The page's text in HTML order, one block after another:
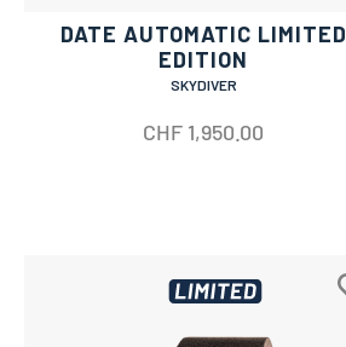
DATE AUTOMATIC LIMITED
EDITION
SKYDIVER
CHF 1,950.00